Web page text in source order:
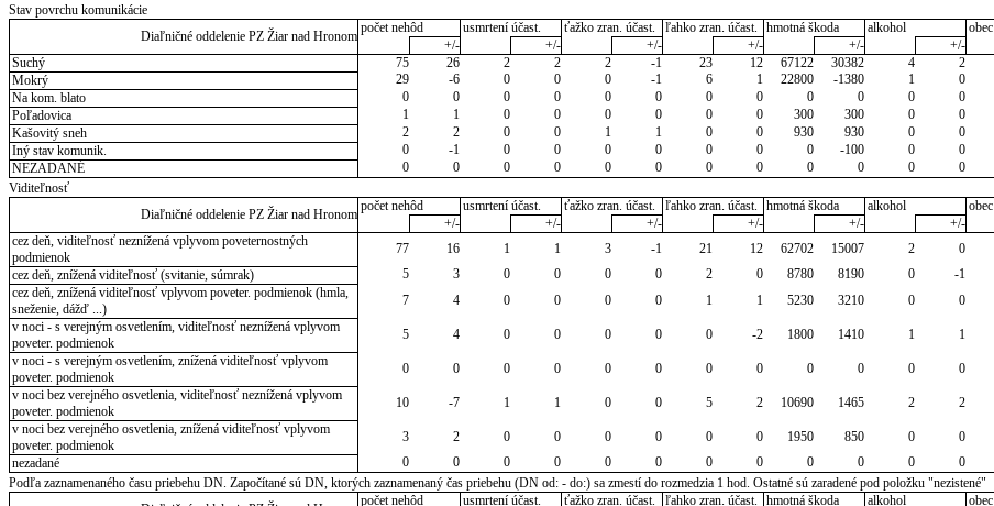
Stav povrchu komunikácie
Diaľničné oddelenie PZ Žiar nad Hronom
počet nehôd usmrtení účast. ťažko zran. účast. ľahko zran. účast. hmotná škoda alkohol
obec
+/-
+/- +/- +/- +/- +/-
Suchý
75 26 2 2 2 -1 23 12 67122 30382 4 2
Mokrý
29 -6 0 0 0 -1 6 1 22800 -1380 1 0
Na kom. blato
0 0 0 0 0 0 0 0 0 0 0 0
Poľadovica
1 1 0 0 0 0 0 0 300 300 0 0
Kašovitý sneh
2 2 0 0 1 1 0 0 930 930 0 0
Iný stav komunik.
0 -1 0 0 0 0 0 0 0 -100 0 0
NEZADANÉ
0 0 0 0 0 0 0 0 0 0 0 0
Viditeľnosť
Diaľničné oddelenie PZ Žiar nad Hronom
počet nehôd usmrtení účast. ťažko zran. účast. ľahko zran. účast. hmotná škoda alkohol
obec
+/-
+/- +/- +/- +/- +/-
cez deň, viditeľnosť neznížená vplyvom poveternostných
podmienok
77 16 1 1 3 -1 21 12 62702 15007 2 0
cez deň, znížená viditeľnosť (svitanie, súmrak)
5 3 0 0 0 0 2 0 8780 8190 0 -1
cez deň, znížená viditeľnosť vplyvom poveter. podmienok (hmla,
sneženie, dážď ...)
7 4 0 0 0 0 1 1 5230 3210 0 0
v noci - s verejným osvetlením, viditeľnosť neznížená vplyvom
poveter. podmienok
5 4 0 0 0 0 0 -2 1800 1410 1 1
v noci - s verejným osvetlením, znížená viditeľnosť vplyvom
poveter. podmienok
0 0 0 0 0 0 0 0 0 0 0 0
v noci bez verejného osvetlenia, viditeľnosť neznížená vplyvom
poveter. podmienok
10 -7 1 1 0 0 5 2 10690 1465 2 2
v noci bez verejného osvetlenia, znížená viditeľnosť vplyvom
poveter. podmienok
3 2 0 0 0 0 0 0 1950 850 0 0
nezadané
0 0 0 0 0 0 0 0 0 0 0 0
Podľa zaznamenaného času priebehu DN. Započítané sú DN, ktorých zaznamenaný čas priebehu (DN od: - do:) sa zmestí do rozmedzia 1 hod. Ostatné sú zaradené pod položku "nezistené"
počet nehôd usmrtení účast. ťažko zran. účast. ľahko zran. účast. hmotná škoda alkohol
obec